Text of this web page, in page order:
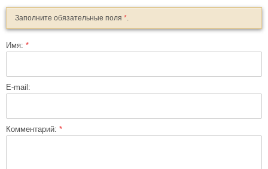
Заполните обязательные поля *.
Имя: *
E-mail:
Комментарий: *